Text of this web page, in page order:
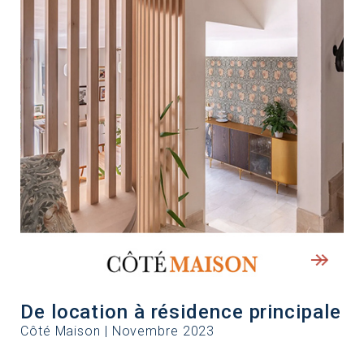
De location à résidence principale
Côté Maison | Novembre 2023